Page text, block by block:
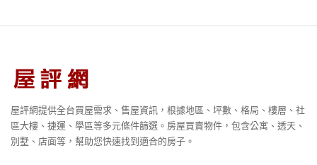
屋評網提供全台買屋需求、售屋資訊，根據地區、坪數、格局、樓層、社
區大樓、捷運、學區等多元條件篩選。房屋買賣物件，包含公寓、透天、
別墅、店面等，幫助您快速找到適合的房子。